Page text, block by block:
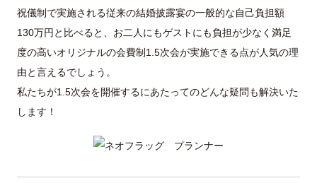
祝儀制で実施される従来の結婚披露宴の一般的な自己負担額
130万円と比べると、お二人にもゲストにも負担が少なく満足
度の高いオリジナルの会費制1.5次会が実施できる点が人気の理
由と言えるでしょう。
私たちが1.5次会を開催するにあたってのどんな疑問も解決いた
します！